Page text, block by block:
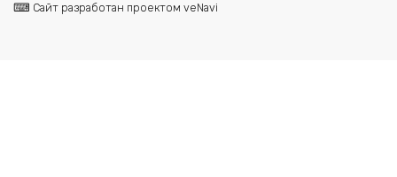
⌨ Сайт разработан проектом veNavi